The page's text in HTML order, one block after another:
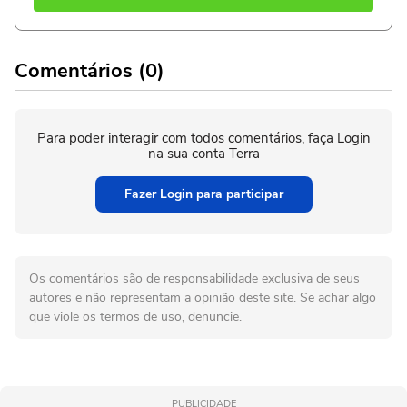
Comentários (0)
Para poder interagir com todos comentários, faça Login
na sua conta Terra
Fazer Login para participar
Os comentários são de responsabilidade exclusiva de seus
autores e não representam a opinião deste site. Se achar algo
que viole os termos de uso, denuncie.
PUBLICIDADE